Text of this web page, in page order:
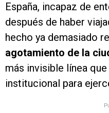
España, incapaz de
después de haber
hecho ya demasiado
agotamiento de la
más invisible línea
institucional para